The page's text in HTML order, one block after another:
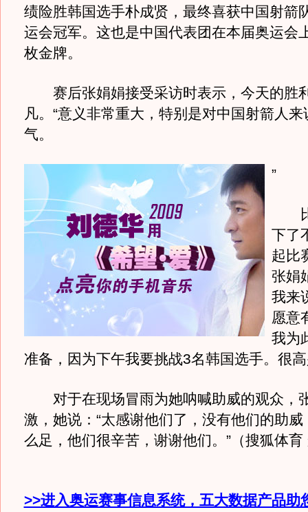
绩险胜韩国选手朴成贤，最终喜获中国射箭
运会冠军。这也是中国代表团在本届奥运会
枚金牌。
赛后张娟娟接受采访时表示，今天的胜
凡。“意义非常重大，特别是对中国射箭人
气。
”
比
下了
起比
张娟
我来
愿意
我为
准备，因为下午我要挑战3名韩国选手。很
对于在现场冒雨为她呐喊助威的观众，
激，她说：“太感谢他们了，没有他们的助
么足，他们很辛苦，谢谢他们。”（搜狐体育
>>进入奥运赛事信息系统，五大数据产品助